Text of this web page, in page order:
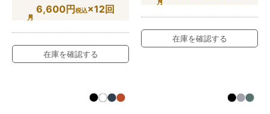
6,600円税込×12回
在庫を確認する
在庫を確認する